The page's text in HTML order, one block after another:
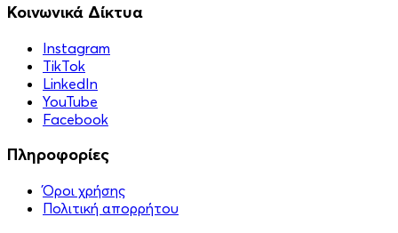
Κοινωνικά Δίκτυα
Instagram
TikTok
LinkedIn
YouTube
Facebook
Πληροφορίες
Όροι χρήσης
Πολιτική απορρήτου